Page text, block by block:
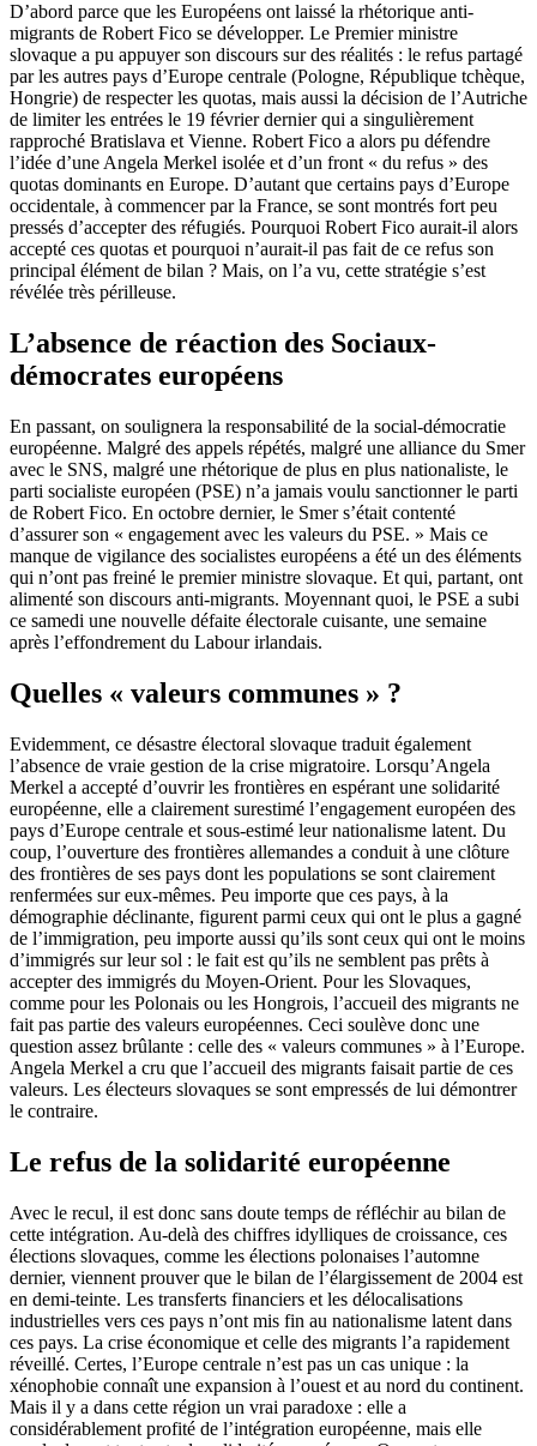
D’abord parce que les Européens ont laissé la rhétorique anti-
migrants de Robert Fico se développer. Le Premier ministre
slovaque a pu appuyer son discours sur des réalités : le refus partagé
par les autres pays d’Europe centrale (Pologne, République tchèque,
Hongrie) de respecter les quotas, mais aussi la décision de l’Autriche
de limiter les entrées le 19 février dernier qui a singulièrement
rapproché Bratislava et Vienne. Robert Fico a alors pu défendre
l’idée d’une Angela Merkel isolée et d’un front « du refus » des
quotas dominants en Europe. D’autant que certains pays d’Europe
occidentale, à commencer par la France, se sont montrés fort peu
pressés d’accepter des réfugiés. Pourquoi Robert Fico aurait-il alors
accepté ces quotas et pourquoi n’aurait-il pas fait de ce refus son
principal élément de bilan ? Mais, on l’a vu, cette stratégie s’est
révélée très périlleuse.
L’absence de réaction des Sociaux-
démocrates européens
En passant, on soulignera la responsabilité de la social-démocratie
européenne. Malgré des appels répétés, malgré une alliance du Smer
avec le SNS, malgré une rhétorique de plus en plus nationaliste, le
parti socialiste européen (PSE) n’a jamais voulu sanctionner le parti
de Robert Fico. En octobre dernier, le Smer s’était contenté
d’assurer son « engagement avec les valeurs du PSE. » Mais ce
manque de vigilance des socialistes européens a été un des éléments
qui n’ont pas freiné le premier ministre slovaque. Et qui, partant, ont
alimenté son discours anti-migrants. Moyennant quoi, le PSE a subi
ce samedi une nouvelle défaite électorale cuisante, une semaine
après l’effondrement du Labour irlandais.
Quelles « valeurs communes » ?
Evidemment, ce désastre électoral slovaque traduit également
l’absence de vraie gestion de la crise migratoire. Lorsqu’Angela
Merkel a accepté d’ouvrir les frontières en espérant une solidarité
européenne, elle a clairement surestimé l’engagement européen des
pays d’Europe centrale et sous-estimé leur nationalisme latent. Du
coup, l’ouverture des frontières allemandes a conduit à une clôture
des frontières de ses pays dont les populations se sont clairement
renfermées sur eux-mêmes. Peu importe que ces pays, à la
démographie déclinante, figurent parmi ceux qui ont le plus a gagné
de l’immigration, peu importe aussi qu’ils sont ceux qui ont le moins
d’immigrés sur leur sol : le fait est qu’ils ne semblent pas prêts à
accepter des immigrés du Moyen-Orient. Pour les Slovaques,
comme pour les Polonais ou les Hongrois, l’accueil des migrants ne
fait pas partie des valeurs européennes. Ceci soulève donc une
question assez brûlante : celle des « valeurs communes » à l’Europe.
Angela Merkel a cru que l’accueil des migrants faisait partie de ces
valeurs. Les électeurs slovaques se sont empressés de lui démontrer
le contraire.
Le refus de la solidarité européenne
Avec le recul, il est donc sans doute temps de réfléchir au bilan de
cette intégration. Au-delà des chiffres idylliques de croissance, ces
élections slovaques, comme les élections polonaises l’automne
dernier, viennent prouver que le bilan de l’élargissement de 2004 est
en demi-teinte. Les transferts financiers et les délocalisations
industrielles vers ces pays n’ont mis fin au nationalisme latent dans
ces pays. La crise économique et celle des migrants l’a rapidement
réveillé. Certes, l’Europe centrale n’est pas un cas unique : la
xénophobie connaît une expansion à l’ouest et au nord du continent.
Mais il y a dans cette région un vrai paradoxe : elle a
considérablement profité de l’intégration européenne, mais elle